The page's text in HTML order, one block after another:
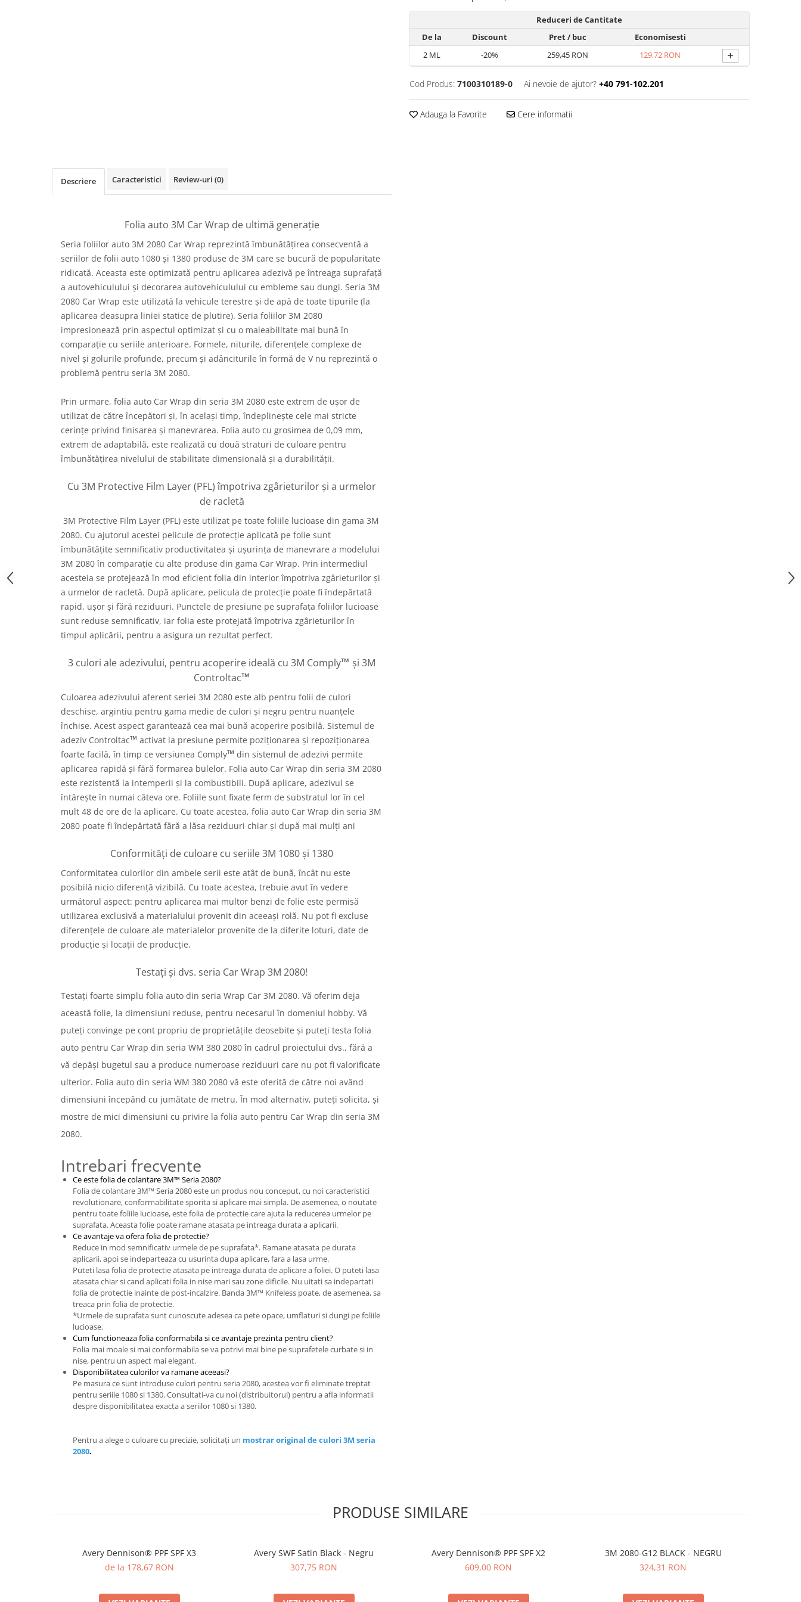
Folie termo transfer
Benzi și covoare anti-alunecare
Reduceri de Cantitate
De la
Discount Pret/ buc
Economisesti
2ML -20% 259,45 RON 129,72 RON +
Cod Produs: 7100310189-0 Ai nevoie de ajutor? +40 791-102.201
Adauga la Favorite Cere informatii
Descriere Caracteristici Review-uri (0)
Folia auto 3M Car Wrap de ultimă generație
Seria foliilor auto 3M 2080 Car Wrap reprezintă îmbunătățirea consecventă a
seriilor de folii auto 1080 și 1380 produse de 3M care se bucură de popularitate
ridicată. Aceasta este optimizată pentru aplicarea adezivă pe întreaga suprafață
a autovehiculului și decorarea autovehiculului cu embleme sau dungi. Seria 3M
2080 Car Wrap este utilizată la vehicule terestre și de apă de toate tipurile (la
aplicarea deasupra liniei statice de plutire). Seria foliilor 3M 2080
impresionează prin aspectul optimizat și cu o maleabilitate mai bună în
comparație cu seriile anterioare. Formele, niturile, diferențele complexe de
nivel și golurile profunde, precum și adânciturile în formă de V nu reprezintă o
problemă pentru seria 3M 2080.
Prin urmare, folia auto Car Wrap din seria 3M 2080 este extrem de ușor de
utilizat de către începători și, în același timp, îndeplinește cele mai stricte
cerințe privind finisarea și manevrarea. Folia auto cu grosimea de 0,09 mm,
extrem de adaptabilă, este realizată cu două straturi de culoare pentru
îmbunătățirea nivelului de stabilitate dimensională și a durabilității.
Cu 3M Protective Film Layer (PFL) împotriva zgârieturilor și a urmelor
de racletă
3M Protective Film Layer (PFL) este utilizat pe toate foliile lucioase din gama 3M
2080. Cu ajutorul acestei pelicule de protecție aplicată pe folie sunt
îmbunătățite semnificativ productivitatea și ușurința de manevrare a modelului
3M 2080 în comparație cu alte produse din gama Car Wrap. Prin intermediul
acesteia se protejează în mod eficient folia din interior împotriva zgârieturilor și
a urmelor de racletă. După aplicare, pelicula de protecție poate fi îndepărtată
rapid, ușor și fără reziduuri. Punctele de presiune pe suprafața foliilor lucioase
sunt reduse semnificativ, iar folia este protejată împotriva zgârieturilor în
timpul aplicării, pentru a asigura un rezultat perfect.
3 culori ale adezivului, pentru acoperire ideală cu 3M Comply™ și 3M
Controltac™
Culoarea adezivului aferent seriei 3M 2080 este alb pentru folii de culori
deschise, argintiu pentru gama medie de culori și negru pentru nuanțele
închise. Acest aspect garantează cea mai bună acoperire posibilă. Sistemul de
adeziv Controltac™ activat la presiune permite poziționarea și repoziționarea
foarte facilă, în timp ce versiunea Comply™ din sistemul de adezivi permite
aplicarea rapidă și fără formarea bulelor. Folia auto Car Wrap din seria 3M 2080
este rezistentă la intemperii și la combustibili. După aplicare, adezivul se
întărește în numai câteva ore. Foliile sunt fixate ferm de substratul lor în cel
mult 48 de ore de la aplicare. Cu toate acestea, folia auto Car Wrap din seria 3M
2080 poate fi îndepărtată fără a lăsa reziduuri chiar și după mai mulți ani
Conformități de culoare cu seriile 3M 1080 și 1380
Conformitatea culorilor din ambele serii este atât de bună, încât nu este
posibilă nicio diferență vizibilă. Cu toate acestea, trebuie avut în vedere
următorul aspect: pentru aplicarea mai multor benzi de folie este permisă
utilizarea exclusivă a materialului provenit din aceeași rolă. Nu pot fi excluse
diferențele de culoare ale materialelor provenite de la diferite loturi, date de
producție și locații de producție.
Testați și dvs. seria Car Wrap 3M 2080!
Testați foarte simplu folia auto din seria Wrap Car 3M 2080. Vă oferim deja
această folie, la dimensiuni reduse, pentru necesarul în domeniul hobby. Vă
puteți convinge pe cont propriu de proprietățile deosebite și puteți testa folia
auto pentru Car Wrap din seria WM 380 2080 în cadrul proiectului dvs., fără a
vă depăși bugetul sau a produce numeroase reziduuri care nu pot fi valorificate
ulterior. Folia auto din seria WM 380 2080 vă este oferită de către noi având
dimensiuni începând cu jumătate de metru. În mod alternativ, puteți solicita, și
mostre de mici dimensiuni cu privire la folia auto pentru Car Wrap din seria 3M
2080.
Intrebari frecvente
Ce este folia de colantare 3M™ Seria 2080?
Folia de colantare 3M™ Seria 2080 este un produs nou conceput, cu noi caracteristici
revolutionare, conformabilitate sporita si aplicare mai simpla. De asemenea, o noutate
pentru toate foliile lucioase, este folia de protectie care ajuta la reducerea urmelor pe
suprafata. Aceasta folie poate ramane atasata pe intreaga durata a aplicarii.
Ce avantaje va ofera folia de protectie?
Reduce in mod semnificativ urmele de pe suprafata*. Ramane atasata pe durata
aplicarii, apoi se indeparteaza cu usurinta dupa aplicare, fara a lasa urme.
Puteti lasa folia de protectie atasata pe intreaga durata de aplicare a foliei. O puteti lasa
atasata chiar si cand aplicati folia in nise mari sau zone dificile. Nu uitati sa indepartati
folia de protectie inainte de post-incalzire. Banda 3M™ Knifeless poate, de asemenea, sa
treaca prin folia de protectie.
*Urmele de suprafata sunt cunoscute adesea ca pete opace, umflaturi si dungi pe foliile
lucioase.
Cum functioneaza folia conformabila si ce avantaje prezinta pentru client?
Folia mai moale si mai conformabila se va potrivi mai bine pe suprafetele curbate si in
nise, pentru un aspect mai elegant.
Disponibilitatea culorilor va ramane aceeasi?
Pe masura ce sunt introduse culori pentru seria 2080, acestea vor fi eliminate treptat
pentru seriile 1080 si 1380. Consultati-va cu noi (distribuitorul) pentru a afla informatii
despre disponibilitatea exacta a seriilor 1080 si 1380.
Pentru a alege o culoare cu precizie, solicitați un mostrar original de culori 3M seria
2080.
PRODUSE SIMILARE
Avery Dennison® PPF SPF X3
de la 178,67 RON
Avery SWF Satin Black - Negru
307,75 RON
Avery Dennison® PPF SPF X2
609,00 RON
3M 2080-G12 BLACK - NEGRU
324,31 RON